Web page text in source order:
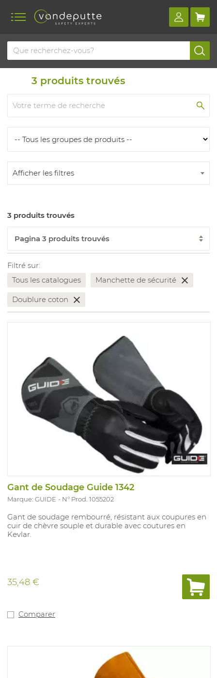
Home Produits Produits
3 produits trouvés
Afficher les filtres
3 produits trouvés
Filtré sur:
Tous les catalogues
Manchette de sécurité
Doublure coton
Gant de Soudage Guide 1342
Marque: GUIDE N° Prod. 1055202
Gant de soudage rembourré, résistant aux coupures en
cuir de chèvre souple et durable avec coutures en
Kevlar.
35,48 €
Comparer